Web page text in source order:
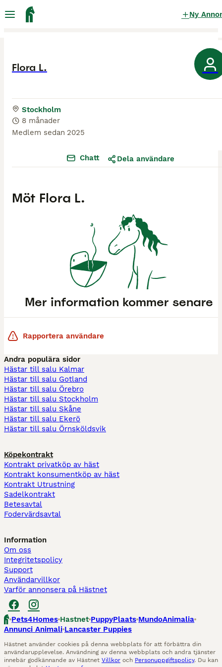
Ny
Flora L.
Stockholm
8 månader
Medlem sedan 2025
Möt Flora L.
Chatt Dela användare
Mer information kommer senare
Rapportera användare
Andra populära sidor
Hästar till salu Kalmar
Hästar till salu Gotland
Hästar till salu Örebro
Hästar till salu Stockholm
Hästar till salu Skåne
Hästar till salu Ekerö
Hästar till salu Örnsköldsvik
Köpekontrakt
Kontrakt privatköp av häst
Kontrakt konsumentköp av häst
Kontrakt Utrustning
Sadelkontrakt
Betesavtal
Fodervärdsavtal
Information
Om oss
Integritetspolicy
Support
Användarvillkor
Varför annonsera på Hästnet
Pets4Homes Hastnet PuppyPlaats MundoAnimalia
Annunci Animali Lancaster Puppies
Hästnet använder cookies på denna webbplats för att förbättra din
användarupplevelse. Användning av denna webbplats och andra tjänster
innebär godkännande av Hästnet Villkor och Personuppgiftspolicy. Du kan